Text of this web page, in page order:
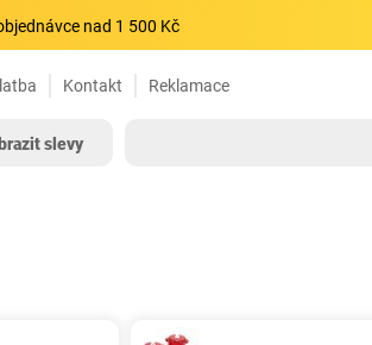
nad 1 500 Kč
Kontakt Reklamace
slevy